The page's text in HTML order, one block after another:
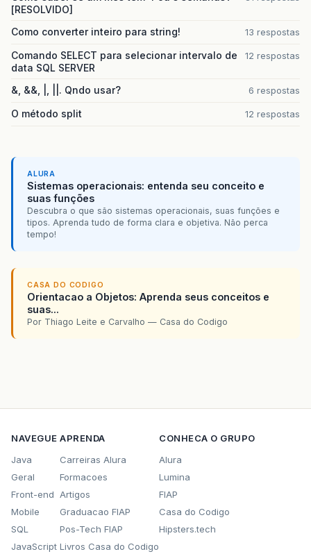
[RESOLVIDO]
Como converter inteiro para string! 13 respostas
Comando SELECT para selecionar intervalo de
data SQL SERVER
12 respostas
&, &&, |, ||. Qndo usar? 6 respostas
O método split 12 respostas
ALURA
Sistemas operacionais: entenda seu conceito e
suas funções
Descubra o que são sistemas operacionais, suas funções e
tipos. Aprenda tudo de forma clara e objetiva. Não perca
tempo!
CASA DO CODIGO
Orientacao a Objetos: Aprenda seus conceitos e
suas...
Por Thiago Leite e Carvalho — Casa do Codigo
NAVEGUE
Java
Geral
Front-end
Mobile
SQL
JavaScript
APRENDA
Carreiras Alura
Formacoes
Artigos
Graduacao FIAP
Pos-Tech FIAP
Livros Casa do Codigo
CONHECA O GRUPO
Alura
Lumina
FIAP
Casa do Codigo
Hipsters.tech